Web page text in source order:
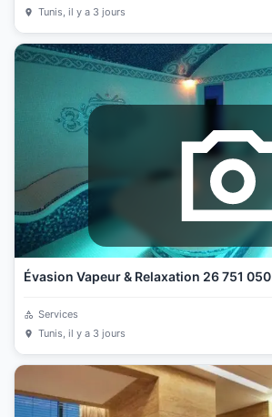
Tunis, il y a 3 jours
Évasion Vapeur & Relaxation 26 751 050
Services
Tunis, il y a 3 jours